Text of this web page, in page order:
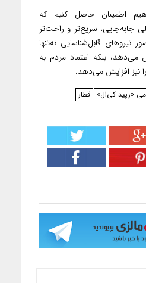
اطمینان حاصل کنیم که
جابه‌جایی، سریع‌تر و راحت‌تر
قابل‌شناسایی نه‌تنها
بلکه اعتماد مردم به
نیز افزایش می‌دهد.
«رپید کی‌ال»
قطار